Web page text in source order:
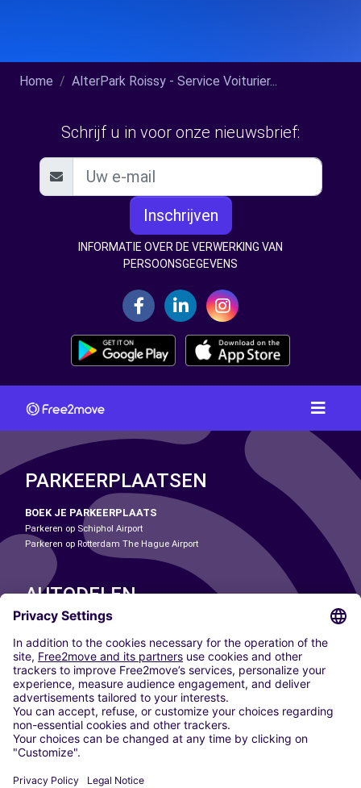
Home AlterPark Roissy - Service Voiturier...
Schrijf u in voor onze nieuwsbrief:
Inschrijven
INFORMATIE OVER DE VERWERKING VAN
PERSOONSGEGEVENS
PARKEERPLAATSEN
BOEK JE PARKEERPLAATS
Parkeren op Schiphol Airport
Parkeren op Rotterdam The Hague Airport
AUTODELEN
ONZE STEDEN
Paris
Madrid
Washington DC
Milaan
Rome
Turijn
Wenen
Berlijn
Düsseldorf